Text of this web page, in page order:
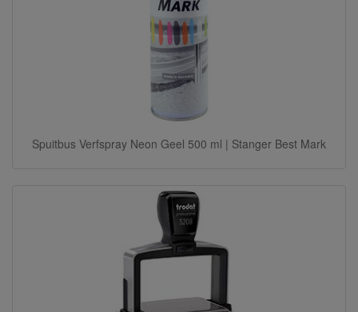
Spuitbus Verfspray Neon Geel 500 ml | Stanger Best Mark